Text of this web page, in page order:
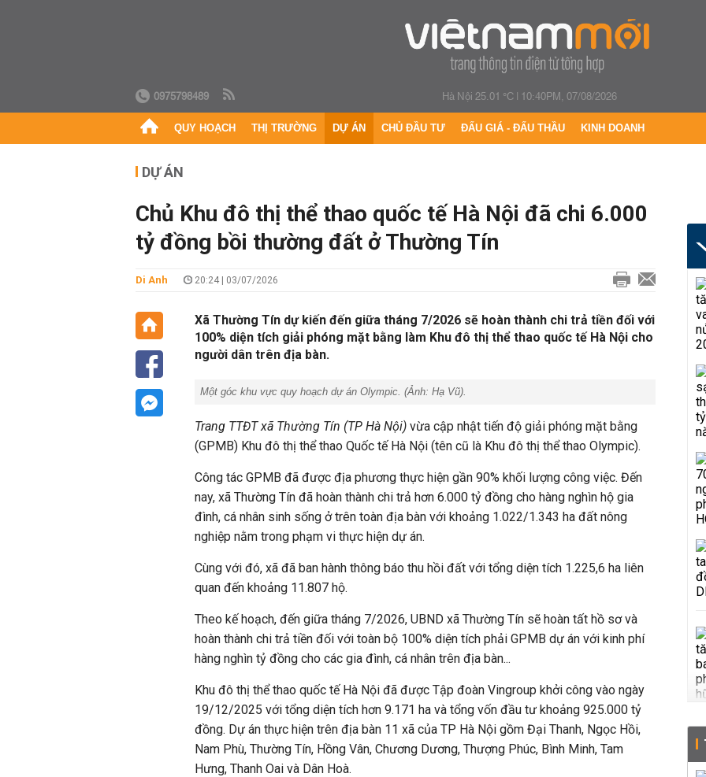
0975798489 Hà Nội 25.01 °C| 10:40PM, 07/08/2026
QUY HOẠCH THỊ TRƯỜNG DỰ ÁN CHỦ ĐẦU TƯ ĐẤU GIÁ - ĐẤU THẦU KINH DOANH
DỰ ÁN
Chủ Khu đô thị thể thao quốc tế Hà Nội đã chi 6.000
tỷ đồng bồi thường đất ở Thường Tín
Di Anh 20:24 | 03/07/2026
Xã Thường Tín dự kiến đến giữa tháng 7/2026 sẽ hoàn thành chi trả tiền đối với
100% diện tích giải phóng mặt bằng làm Khu đô thị thể thao quốc tế Hà Nội cho
người dân trên địa bàn.
Một góc khu vực quy hoạch dự án Olympic. (Ảnh: Hạ Vũ).
Trang TTĐT xã Thường Tín (TP Hà Nội) vừa cập nhật tiến độ giải phóng mặt bằng
(GPMB) Khu đô thị thể thao Quốc tế Hà Nội (tên cũ là Khu đô thị thể thao Olympic).
Công tác GPMB đã được địa phương thực hiện gần 90% khối lượng công việc. Đến
nay, xã Thường Tín đã hoàn thành chi trả hơn 6.000 tỷ đồng cho hàng nghìn hộ gia
đình, cá nhân sinh sống ở trên toàn địa bàn với khoảng 1.022/1.343 ha đất nông
nghiệp nằm trong phạm vi thực hiện dự án.
Cùng với đó, xã đã ban hành thông báo thu hồi đất với tổng diện tích 1.225,6 ha liên
quan đến khoảng 11.807 hộ.
Theo kế hoạch, đến giữa tháng 7/2026, UBND xã Thường Tín sẽ hoàn tất hồ sơ và
hoàn thành chi trả tiền đối với toàn bộ 100% diện tích phải GPMB dự án với kinh phí
hàng nghìn tỷ đồng cho các gia đình, cá nhân trên địa bàn...
Khu đô thị thể thao quốc tế Hà Nội đã được Tập đoàn Vingroup khởi công vào ngày
19/12/2025 với tổng diện tích hơn 9.171 ha và tổng vốn đầu tư khoảng 925.000 tỷ
đồng. Dự án thực hiện trên địa bàn 11 xã của TP Hà Nội gồm Đại Thanh, Ngọc Hồi,
Nam Phù, Thường Tín, Hồng Vân, Chương Dương, Thượng Phúc, Bình Minh, Tam
Hưng, Thanh Oai và Dân Hoà.